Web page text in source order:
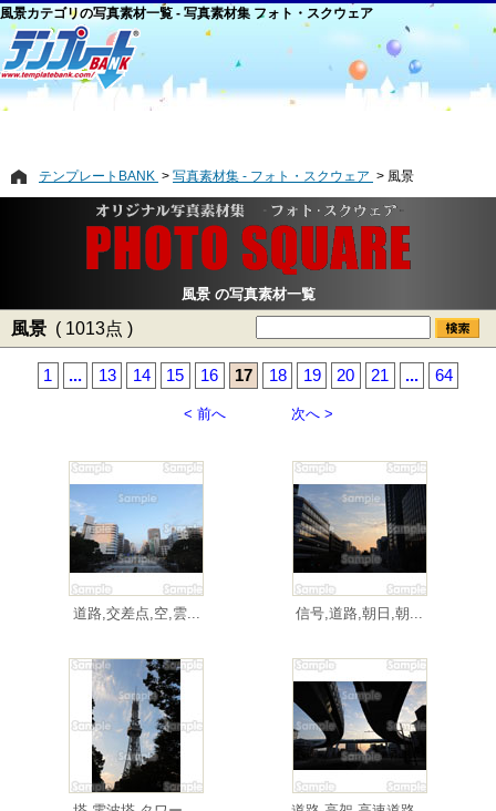
風景カテゴリの写真素材一覧 - 写真素材集 フォト・スクウェア
テンプレートBANK 写真素材集 - フォト・スクウェア 風景
風景 の写真素材一覧
風景 ( 1013点 )
< 前へ
1 ... 13 14 15 16 17 18 19 20 21 ... 64
次へ >
道路,交差点,空,雲... 信号,道路,朝日,朝...